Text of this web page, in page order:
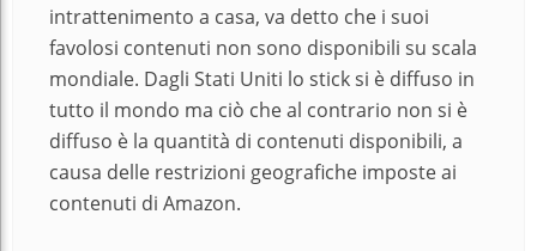
intrattenimento a casa, va detto che i suoi
favolosi contenuti non sono disponibili su scala
mondiale. Dagli Stati Uniti lo stick si è diffuso in
tutto il mondo ma ciò che al contrario non si è
diffuso è la quantità di contenuti disponibili, a
causa delle restrizioni geografiche imposte ai
contenuti di Amazon.